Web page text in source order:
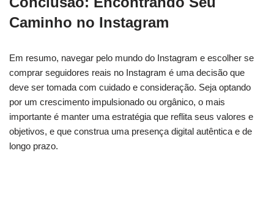
Caminho no Instagram
Em resumo, navegar pelo mundo do Instagram e escolher se
comprar seguidores reais no Instagram é uma decisão que
deve ser tomada com cuidado e consideração. Seja optando
por um crescimento impulsionado ou orgânico, o mais
importante é manter uma estratégia que reflita seus valores e
objetivos, e que construa uma presença digital autêntica e de
longo prazo.